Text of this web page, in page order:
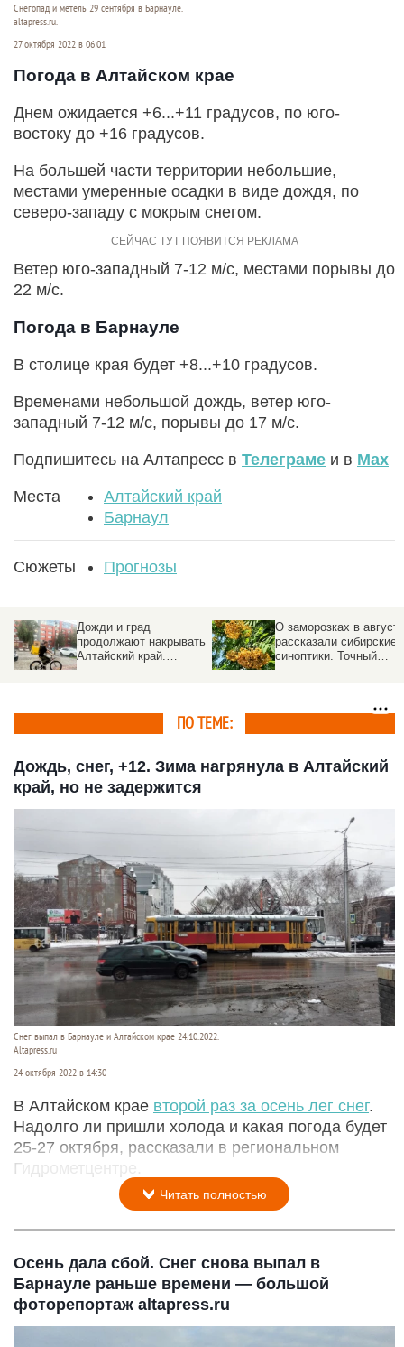
Снегопад и метель 29 сентября в Барнауле.
altapress.ru.
27 октября 2022 в 06:01
Погода в Алтайском крае
Днем ожидается +6...+11 градусов, по юго-
востоку до +16 градусов.
На большей части территории небольшие,
местами умеренные осадки в виде дождя, по
северо-западу с мокрым снегом.
Ветер юго-западный 7-12 м/с, местами порывы до
22 м/с.
Погода в Барнауле
В столице края будет +8...+10 градусов.
Временами небольшой дождь, ветер юго-
западный 7-12 м/с, порывы до 17 м/с.
Подпишитесь на Алтапресс в Телеграме и в Max
Места
Алтайский край
Барнаул
Сюжеты Прогнозы
Дожди и град
продолжают накрывать
Алтайский край.
О заморозках в августе
рассказали сибирские
синоптики. Точный
ПО ТЕМЕ:
Дождь, снег, +12. Зима нагрянула в Алтайский
край, но не задержится
Снег выпал в Барнауле и Алтайском крае 24.10.2022.
Altapress.ru
24 октября 2022 в 14:30
В Алтайском крае второй раз за осень лег снег.
Надолго ли пришли холода и какая погода будет
25-27 октября, рассказали в региональном
Гидрометцентре.
Читать полностью
Осень дала сбой. Снег снова выпал в
Барнауле раньше времени — большой
фоторепортаж altapress.ru